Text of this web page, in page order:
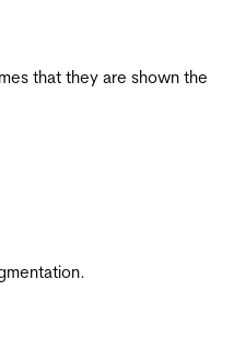
that they are shown the